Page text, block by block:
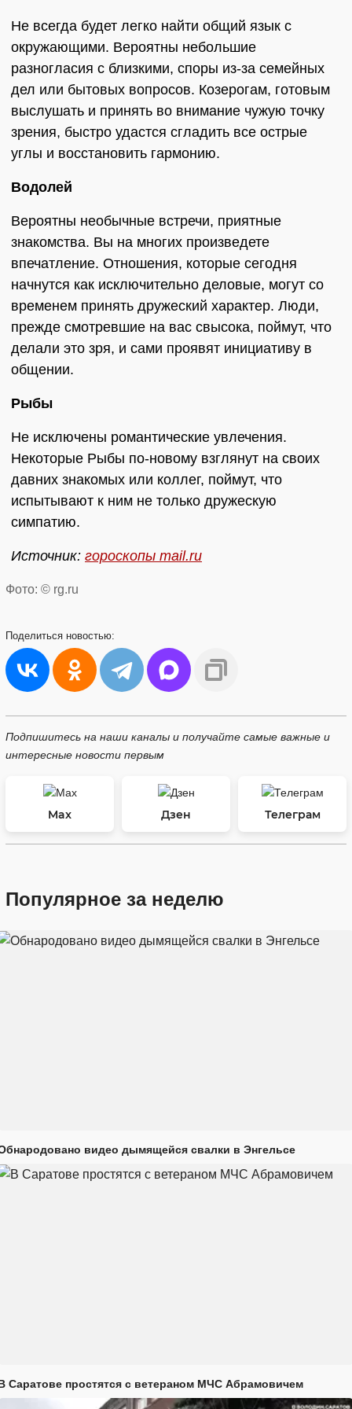
Не всегда будет легко найти общий язык с
окружающими. Вероятны небольшие
разногласия с близкими, споры из-за семейных
дел или бытовых вопросов. Козерогам, готовым
выслушать и принять во внимание чужую точку
зрения, быстро удастся сгладить все острые
углы и восстановить гармонию.
Водолей
Вероятны необычные встречи, приятные
знакомства. Вы на многих произведете
впечатление. Отношения, которые сегодня
начнутся как исключительно деловые, могут со
временем принять дружеский характер. Люди,
прежде смотревшие на вас свысока, поймут, что
делали это зря, и сами проявят инициативу в
общении.
Рыбы
Не исключены романтические увлечения.
Некоторые Рыбы по-новому взглянут на своих
давних знакомых или коллег, поймут, что
испытывают к ним не только дружескую
симпатию.
Источник: гороскопы mail.ru
Фото: © rg.ru
Поделиться новостью:
Подпишитесь на наши каналы и получайте самые важные и
интересные новости первым
Max Дзен Телеграм
Популярное за неделю
видео дымящейся свалки в Энгельсе
Саратове простятся с ветераном МЧС Абрамовичем